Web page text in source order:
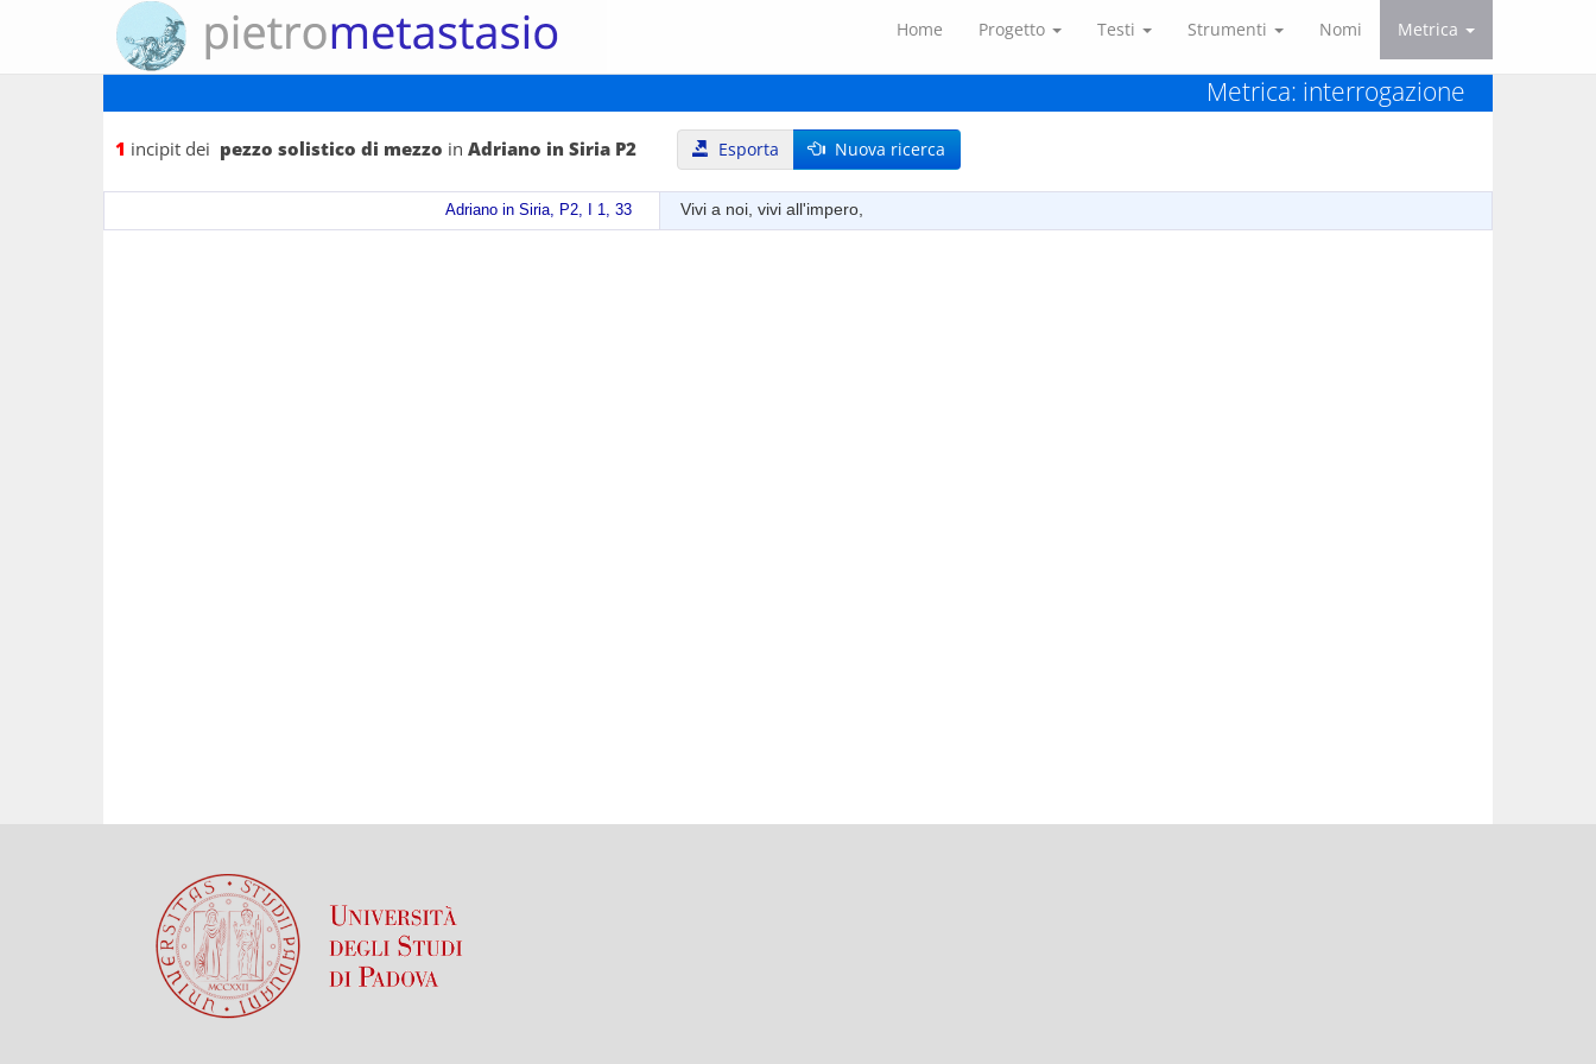
Home Progetto Testi Strumenti Nomi Metrica
Metrica: interrogazione
1 incipit dei pezzo solistico di mezzo in Adriano in Siria P2 Esporta Nuova ricerca
Adriano in Siria, P2, I 1, 33 Vivi a noi, vivi all'impero,